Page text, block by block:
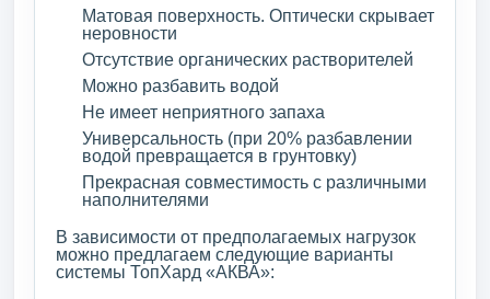
Матовая поверхность. Оптически скрывает
неровности
Отсутствие органических растворителей
Можно разбавить водой
Не имеет неприятного запаха
Универсальность (при 20% разбавлении
водой превращается в грунтовку)
Прекрасная совместимость с различными
наполнителями
В зависимости от предполагаемых нагрузок
можно предлагаем следующие варианты
системы ТопХард «АКВА»: